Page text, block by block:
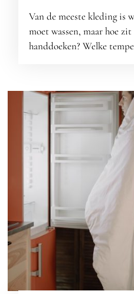
Van de meeste kleding is
moet wassen, maar hoe
handdoeken? Welke